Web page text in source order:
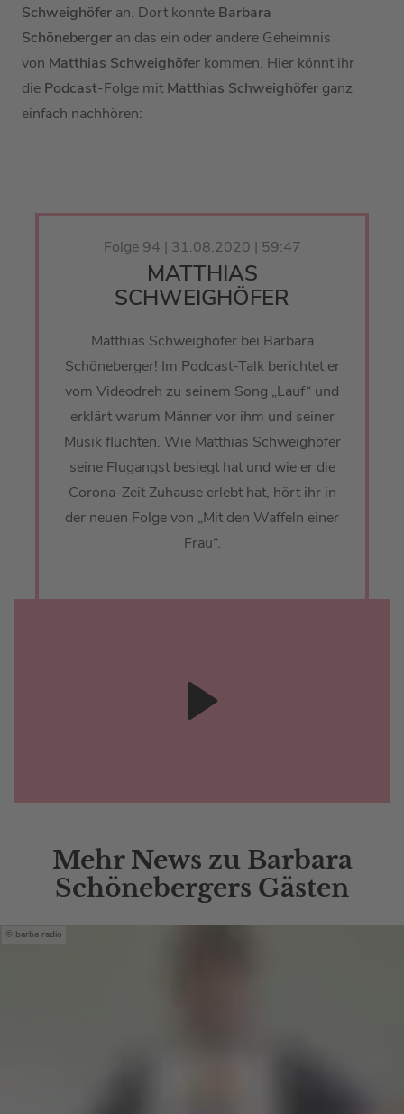
Schweighöfer an. Dort konnte Barbara
Schöneberger an das ein oder andere Geheimnis
von Matthias Schweighöfer kommen. Hier könnt ihr
die Podcast-Folge mit Matthias Schweighöfer ganz
einfach nachhören:
Folge 94 | 31.08.2020 | 59:47
MATTHIAS
SCHWEIGHÖFER
Matthias Schweighöfer bei Barbara
Schöneberger! Im Podcast-Talk berichtet er
vom Videodreh zu seinem Song „Lauf“ und
erklärt warum Männer vor ihm und seiner
Musik flüchten. Wie Matthias Schweighöfer
seine Flugangst besiegt hat und wie er die
Corona-Zeit Zuhause erlebt hat, hört ihr in
der neuen Folge von „Mit den Waffeln einer
Frau“.
Mehr News zu Barbara
Schönebergers Gästen
barba radio